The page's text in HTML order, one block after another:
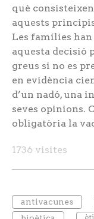
què
aquests
Les famílies
aquesta decisió
greus si no es
en evidència
d’un nadó, una
seves opinions.
obligatòria la
1736 visites
antivacunes